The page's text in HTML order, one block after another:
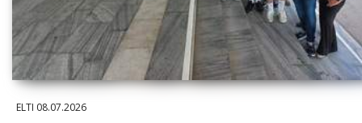
ELTI 08.07.2026